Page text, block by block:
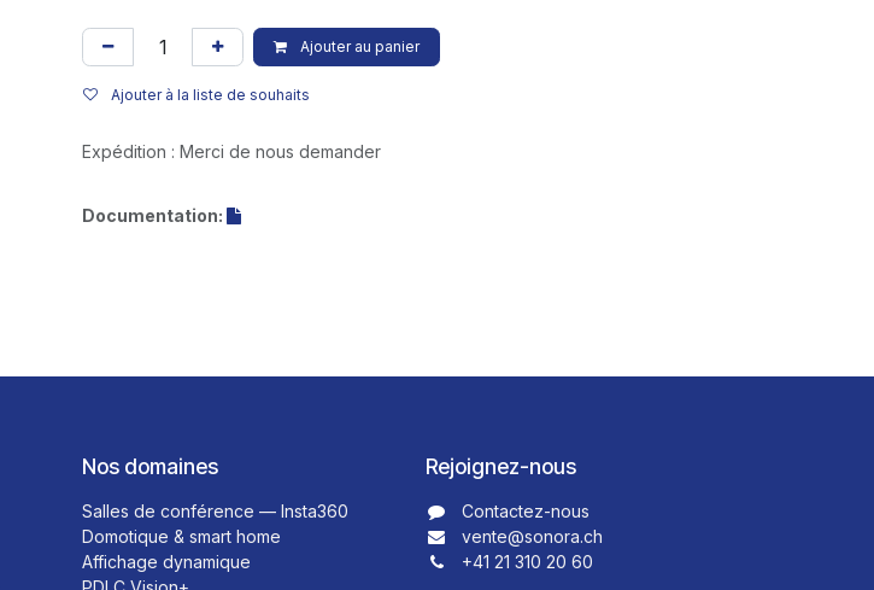
Ajouter au panier
Ajouter à la liste de souhaits
Expédition : Merci de nous demander
Documentation:
Nos domaines
Salles de conférence — Insta360
Domotique & smart home
Affichage dynamique
Rejoignez-nous
Contactez-nous​​
vente@sonora.ch
+41 21 310 20 60